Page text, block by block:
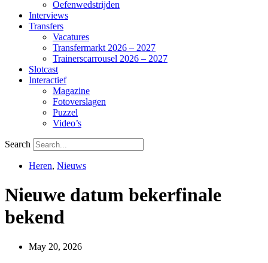
Oefenwedstrijden
Interviews
Transfers
Vacatures
Transfermarkt 2026 – 2027
Trainerscarrousel 2026 – 2027
Slotcast
Interactief
Magazine
Fotoverslagen
Puzzel
Video’s
Search
Heren, Nieuws
Nieuwe datum bekerfinale
bekend
May 20, 2026